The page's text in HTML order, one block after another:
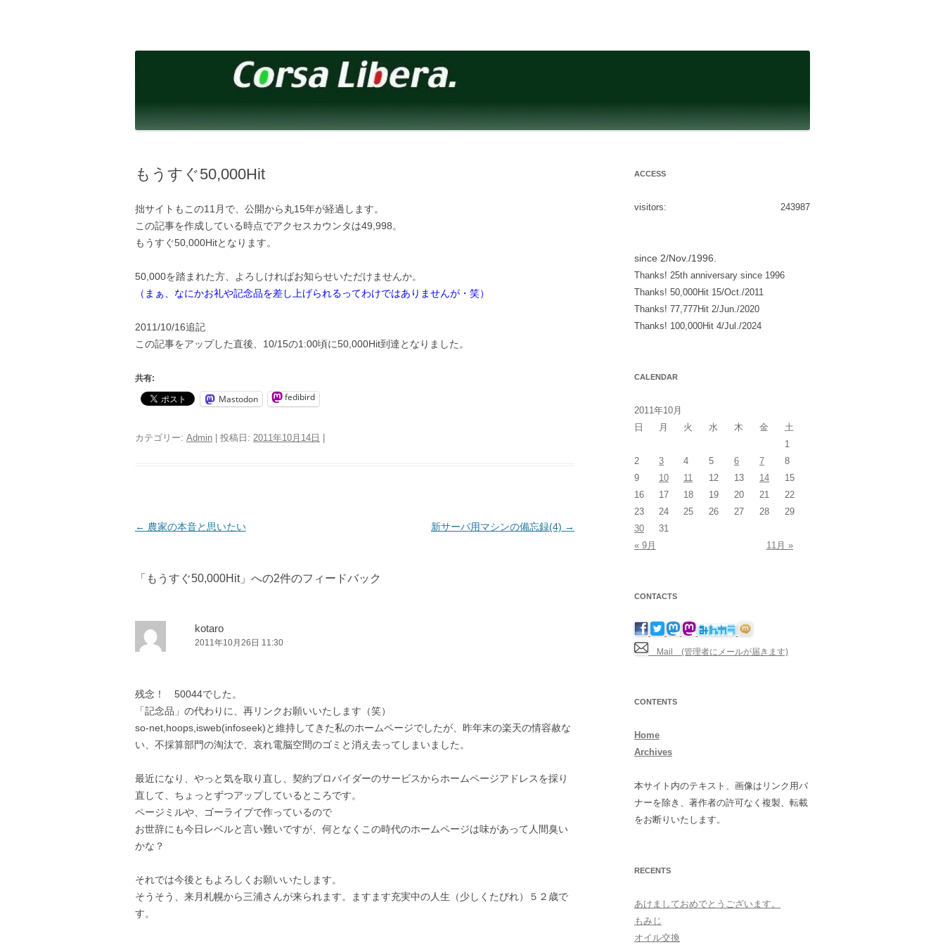
へ
もうすぐ50,000Hit
拙サイトもこの11月で、公開から丸15年が経過します。
この記事を作成している時点でアクセスカウンタは49,998。
もうすぐ50,000Hitとなります。
50,000を踏まれた方、よろしければお知らせいただけませんか。
（まぁ、なにかお礼や記念品を差し上げられるってわけではありませんが・笑）
2011/10/16追記
この記事をアップした直後、10/15の1:00頃に50,000Hit到達となりました。
共有:
Mastodon fedibird
カテゴリー: Admin | 投稿日: 2011年10月14日 |
投
ー
シ
← 農家の本音と思いたい 新サーバ用マシンの備忘録(4) →
「 もうすぐ50,000Hit」への2件のフィードバック
kotaro
2011年10月26日 11:30
残念！ 50044でした。
「記念品」の代わりに、再リンクお願いいたします（笑）
so-net,hoops,isweb(infoseek)と維持してきた私のホームページでしたが、昨年末の楽天の情容赦な
い、不採算部門の淘汰で、哀れ電脳空間のゴミと消え去ってしまいました。
最近になり、やっと気を取り直し、契約プロバイダーのサービスからホームページアドレスを採り
直して、ちょっとずつアップしているところです。
ページミルや、ゴーライブで作っているので
お世辞にも今日レベルと言い難いですが、何となくこの時代のホームページは味があって人間臭い
かな？
それでは今後ともよろしくお願いいたします。
そうそう、来月札幌から三浦さんが来られます。ますます充実中の人生（少しくたびれ）５２歳で
す。
ACCESS
243987
visitors:
since 2/Nov./1996.
Thanks! 25th anniversary since 1996
Thanks! 50,000Hit 15/Oct./2011
Thanks! 77,777Hit 2/Jun./2020
Thanks! 100,000Hit 4/Jul./2024
CALENDAR
2011年10月
日
月 火 水 木 金
土
1
2
3 4 5 6 7
8
9
10 11 12 13 14
15
16
17 18 19 20 21
22
23
24 25 26 27 28
29
30
31
« 9月
11月 »
CONTACTS
Mail (管理者にメールが届きます)
CONTENTS
Home
Archives
本サイト内のテキスト、画像はリンク用バ
ナーを除き、著作者の許可なく複製、転載
をお断りいたします。
RECENTS
あけましておめでとうございます。
もみじ
オイル交換